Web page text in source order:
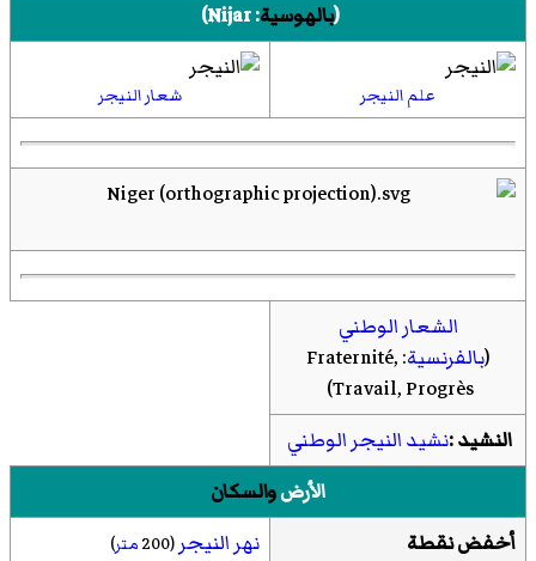
(بالهوسية:
Nijar
)‏
علم النيجر شعار النيجر
الشعار الوطني
(بالفرنسية:
Fraternité,
Travail, Progrès
)‏
النشيد :نشيد النيجر الوطني
الأرضوالسكان
أخفض نقطة
نهر النيجر (200 متر)